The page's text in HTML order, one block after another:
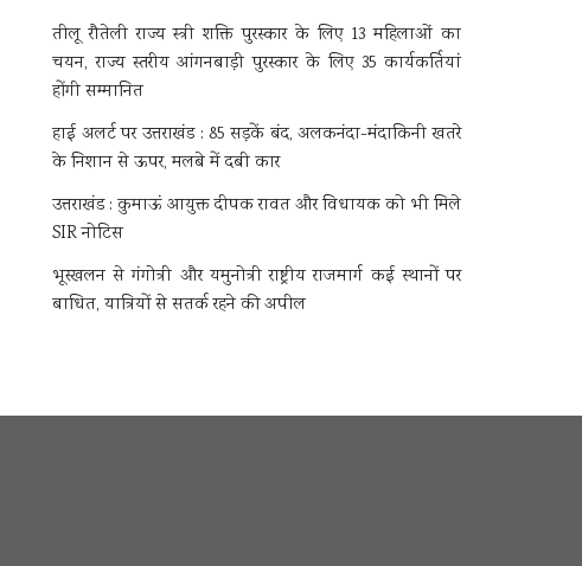
तीलू रौतेली राज्य स्त्री शक्ति पुरस्कार के लिए 13 महिलाओं का
चयन, राज्य स्तरीय आंगनबाड़ी पुरस्कार के लिए 35 कार्यकर्तियां
होंगी सम्मानित
हाई अलर्ट पर उत्तराखंड : 85 सड़कें बंद, अलकनंदा-मंदाकिनी खतरे
के निशान से ऊपर, मलबे में दबी कार
उत्तराखंड : कुमाऊं आयुक्त दीपक रावत और विधायक को भी मिले
SIR नोटिस
भूस्खलन से गंगोत्री और यमुनोत्री राष्ट्रीय राजमार्ग कई स्थानों पर
बाधित, यात्रियों से सतर्क रहने की अपील